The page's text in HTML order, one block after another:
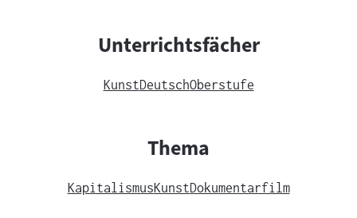
Unterrichtsfächer
KunstDeutschOberstufe
Thema
KapitalismusKunstDokumentarfilm